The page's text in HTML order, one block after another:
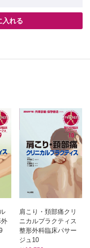
入れる
肩こり・頚部痛クリ
ニカルプラクティス
整形外科臨床パサー
ジュ10